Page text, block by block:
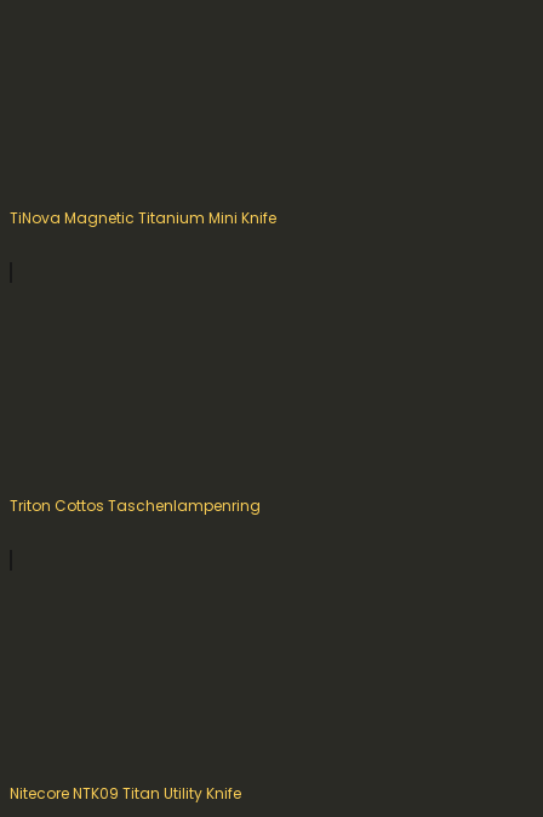
TiNova Magnetic Titanium Mini Knife
Triton Cottos Taschenlampenring
Nitecore NTK09 Titan Utility Knife